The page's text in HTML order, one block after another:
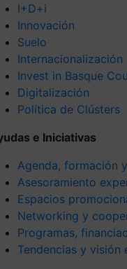
I+D+i
Innovación
Suelo
Internacionalización
Invest in Basque
Digitalización
Política de Clústers
e Iniciativas
Agenda, formación
Asesoramiento
Espacios
Networking y
Programas,
Tendencias y visión